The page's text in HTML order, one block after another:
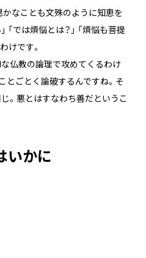
かなことも文殊のように知恵を
では煩悩とは？」 「煩悩も菩提
けです。
仏教の論理で攻めてくるわけ
とごとく論破するんですね。そ
。悪とはすなわち善だというこ
いかに